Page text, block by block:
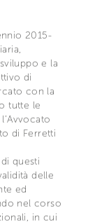
2015-
e la
di
con la
tutte le
di Ferretti
questi
delle
ed
nel corso
in cui